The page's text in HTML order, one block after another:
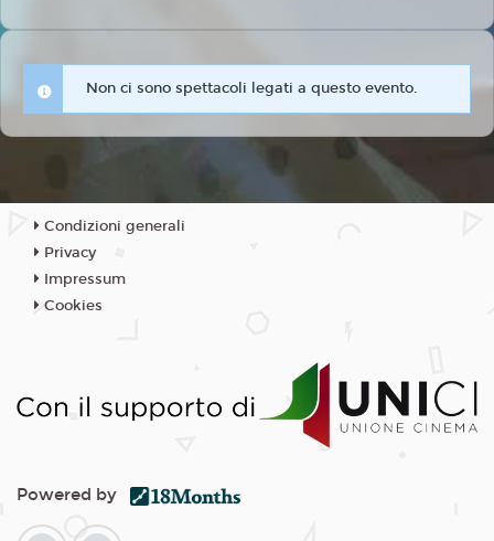
Non ci sono spettacoli legati a questo evento.
Condizioni generali
Privacy
Impressum
Cookies
Powered by